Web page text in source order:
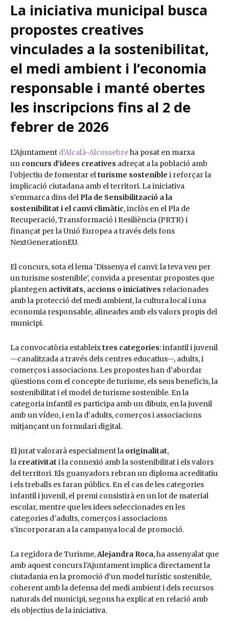
La iniciativa municipal busca
propostes creatives
vinculades a la sostenibilitat,
el medi ambient i l’economia
responsable i manté obertes
les inscripcions fins al 2 de
febrer de 2026
L’Ajuntament d’Alcalà-Alcossebreha posat en marxa
un concurs d’idees creatives adreçat a la població amb
l’objectiu de fomentar elturisme sostenible i reforçar la
implicació ciutadana amb el territori. La iniciativa
s’emmarca dins del Pla de Sensibilització a la
sostenibilitat i el canvi climàtic, inclòs en el Pla de
Recuperació, Transformació i Resiliència (PRTR) i
finançat per la Unió Europea a través dels fons
NextGenerationEU.
El concurs, sota el lema 'Dissenya el canvi: la teva veu per
un turisme sostenible', convida a presentar propostes que
plantegen activitats, accions o iniciatives relacionades
amb la protecció del medi ambient, la cultura local i una
economia responsable, alineades amb els valors propis del
municipi.
La convocatòria estableixtres categories: infantil i juvenil
—canalitzada a través dels centres educatius—, adults, i
comerços i associacions. Les propostes han d’abordar
qüestions com el concepte de turisme, els seus beneficis, la
sostenibilitat i el model de turisme sostenible. En la
categoria infantil es participa amb un dibuix, en la juvenil
amb un vídeo, i en la d’adults, comerços i associacions
mitjançant un formulari digital.
El jurat valorarà especialment la originalitat,
la creativitat i la connexió amb la sostenibilitat i els valors
del territori. Els guanyadors rebran un diploma acreditatiu
i els treballs es faran públics. En el cas de les categories
infantil i juvenil, el premi consistirà en un lot de material
escolar, mentre que les idees seleccionades en les
categories d’adults, comerços i associacions
s’incorporaran a la campanya local de promoció.
La regidora de Turisme,Alejandra Roca, ha assenyalat que
amb aquest concurs l’Ajuntament implica directament la
ciutadania en la promoció d’un model turístic sostenible,
coherent amb la defensa del medi ambient i dels recursos
naturals del municipi, segons ha explicat en relació amb
els objectius de la iniciativa.